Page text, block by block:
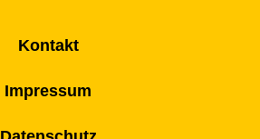
Kontakt
Impressum